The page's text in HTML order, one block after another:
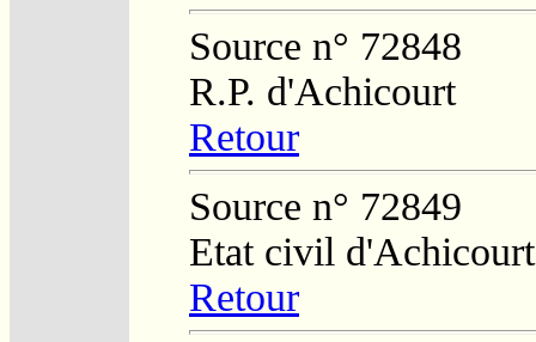
Source n° 72848
R.P. d'Achicourt
Retour
Source n° 72849
Etat civil d'Achicourt
Retour